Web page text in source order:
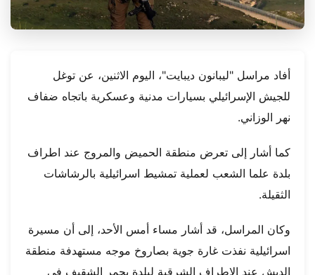
أفاد مراسل "ليبانون ديبايت"، اليوم الاثنين، عن توغل
للجيش الإسرائيلي بسيارات مدنية وعسكرية باتجاه ضفاف
نهر الوزاني.
كما أشار إلى تعرض منطقة الحميض والمروج عند اطراف
بلدة علما الشعب لعملية تمشيط اسرائيلية بالرشاشات
الثقيلة.
وكان المراسل، قد أشار مساء أمس الأحد، إلى أن مسيرة
اسرائيلية نفذت غارة جوية بصاروخ موجه مستهدفة منطقة
الدبش عند الاطراف الشرقية لبلدة يحمر الشقيف في